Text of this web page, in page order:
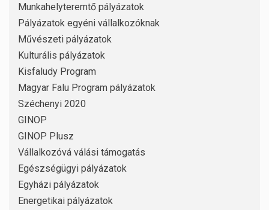
Munkahelyteremtő pályázatok
Pályázatok egyéni vállalkozóknak
Művészeti pályázatok
Kulturális pályázatok
Kisfaludy Program
Magyar Falu Program pályázatok
Széchenyi 2020
GINOP
GINOP Plusz
Vállalkozóvá válási támogatás
Egészségügyi pályázatok
Egyházi pályázatok
Energetikai pályázatok